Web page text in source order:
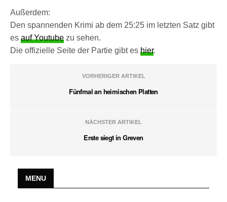
Außerdem:
Den spannenden Krimi ab dem 25:25 im letzten Satz gibt
esauf Youtube zu sehen.
Die offizielle Seite der Partie gibt eshier.
VORHERIGER ARTIKEL
Fünfmal an heimischen Platten
NÄCHSTER ARTIKEL
Erste siegt in Greven
MENU